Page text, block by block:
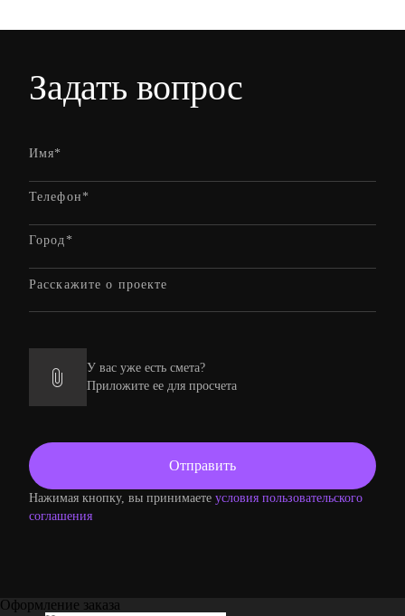
Задать вопрос
У вас уже есть смета?
Приложите ее для просчета
Нажимая кнопку, вы принимаете условия пользовательского
соглашения
Оформление заказа